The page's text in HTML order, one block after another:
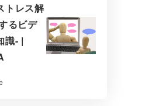
トレス解
るビデ
識- |